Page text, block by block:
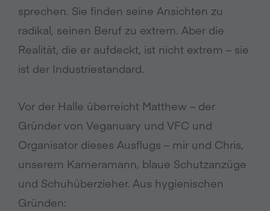
sprechen. Sie finden seine Ansichten zu
radikal, seinen Beruf zu extrem. Aber die
Realität, die er aufdeckt, ist nicht extrem – sie
ist der Industriestandard.
Vor der Halle überreicht Matthew – der
Gründer von Veganuary und VFC und
Organisator dieses Ausflugs – mir und Chris,
unserem Kameramann, blaue Schutzanzüge
und Schuhüberzieher. Aus hygienischen
Gründen: